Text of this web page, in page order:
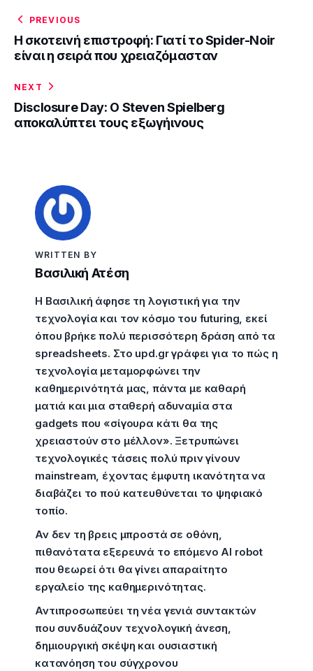
PREVIOUS
Η σκοτεινή επιστροφή: Γιατί το Spider-Noir
είναι η σειρά που χρειαζόμασταν
NEXT
Disclosure Day: Ο Steven Spielberg
αποκαλύπτει τους εξωγήινους
WRITTEN BY
Βασιλική Ατέση
Η Βασιλική άφησε τη λογιστική για την
τεχνολογία και τον κόσμο του futuring, εκεί
όπου βρήκε πολύ περισσότερη δράση από τα
spreadsheets. Στο upd.gr γράφει για το πώς η
τεχνολογία μεταμορφώνει την
καθημερινότητά μας, πάντα με καθαρή
ματιά και μια σταθερή αδυναμία στα
gadgets που «σίγουρα κάτι θα της
χρειαστούν στο μέλλον». Ξετρυπώνει
τεχνολογικές τάσεις πολύ πριν γίνουν
mainstream, έχοντας έμφυτη ικανότητα να
διαβάζει το πού κατευθύνεται το ψηφιακό
τοπίο.
Αν δεν τη βρεις μπροστά σε οθόνη,
πιθανότατα εξερευνά το επόμενο AI robot
που θεωρεί ότι θα γίνει απαραίτητο
εργαλείο της καθημερινότητας.
Αντιπροσωπεύει τη νέα γενιά συντακτών
που συνδυάζουν τεχνολογική άνεση,
δημιουργική σκέψη και ουσιαστική
κατανόηση του σύγχρονου